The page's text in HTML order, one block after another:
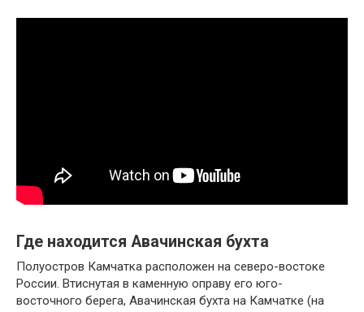
Где находится Авачинская бухта
Полуостров Камчатка расположен на северо-востоке
России. Втиснутая в каменную оправу его юго-
восточного берега, Авачинская бухта на Камчатке (на